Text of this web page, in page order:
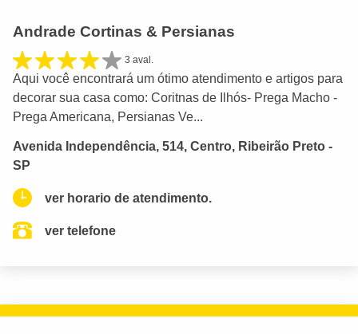
Andrade Cortinas & Persianas
3 aval.
Aqui você encontrará um ótimo atendimento e artigos para
decorar sua casa como: Coritnas de Ilhós- Prega Macho -
Prega Americana, Persianas Ve...
Avenida Independência, 514, Centro, Ribeirão Preto -
SP
ver horario de atendimento.
ver telefone